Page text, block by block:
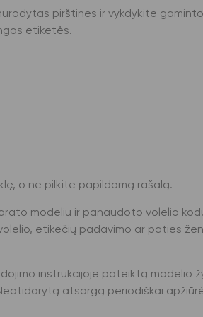
pirštines ir vykdykite
etiketės.
o ne pilkite papildomą rašalą.
modeliu ir panaudoto volelio
etikečių padavimo ar paties
instrukcijoje pateiktą modelio
atsargą periodiškai